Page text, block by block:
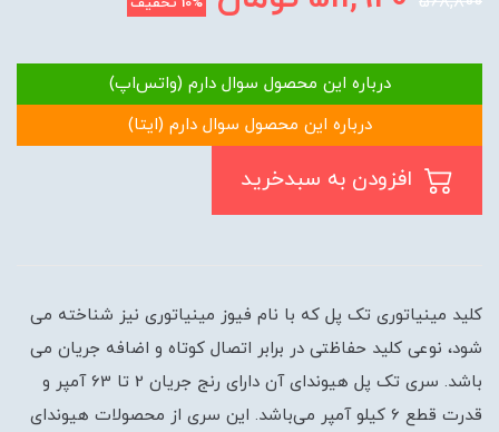
درباره این محصول سوال دارم (واتس‌اپ)
درباره این محصول سوال دارم (ایتا)
کلید مینیاتوری تک پل که با نام فیوز مینیاتوری نیز شناخته می
شود، نوعی کلید حفاظتی در برابر اتصال کوتاه و اضافه جریان می
باشد. سری تک پل هیوندای آن دارای رنج جریان 2 تا 63 آمپر و
قدرت قطع 6 کیلو آمپر می‌باشد. این سری از محصولات هیوندای